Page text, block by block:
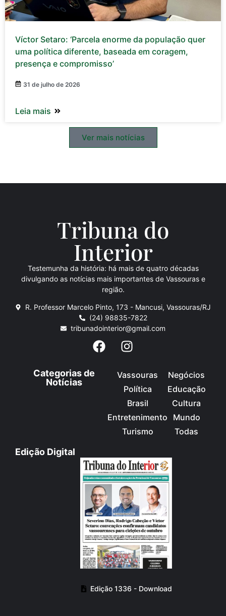
Víctor Setaro: ‘Parcela enorme da população quer
uma política diferente, baseada em coragem,
presença e compromisso’
31 de julho de 2026
Leia mais
Ver mais notícias
Tribuna do
Interior
Testemunha da história: há mais de quatro décadas
divulgando as notícias mais importantes de Vassouras e
região.
R. Professor Marcelo Pinto, 173 - Mancusi, Vassouras/RJ
(24) 98835-7822
tribunadointerior@gmail.com
Categorias de
Notícias
Vassouras
Política
Brasil
Entretenimento
Turismo
Negócios
Educação
Cultura
Mundo
Todas
Edição Digital
Edição 1336 - Download